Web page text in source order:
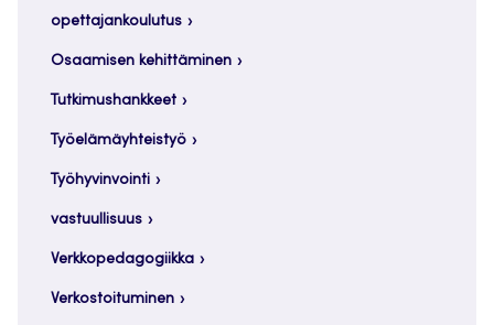
opettajankoulutus
Osaamisen kehittäminen
Tutkimushankkeet
Työelämäyhteistyö
Työhyvinvointi
vastuullisuus
Verkkopedagogiikka
Verkostoituminen